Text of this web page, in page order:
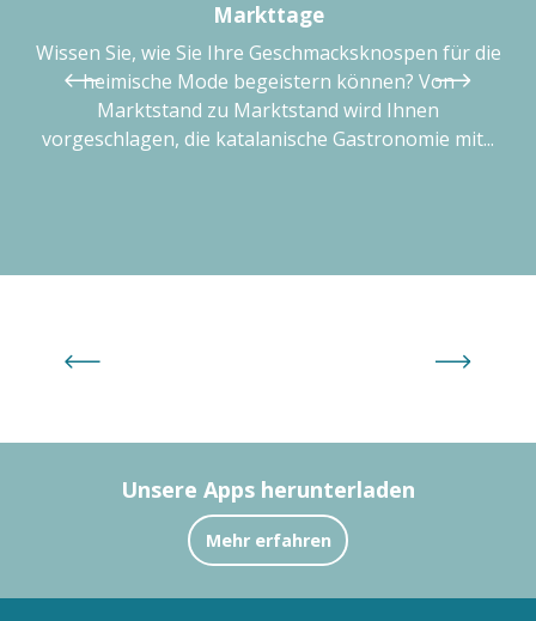
Markttage
Wissen Sie, wie Sie Ihre Geschmacksknospen für die
heimische Mode begeistern können? Von
Marktstand zu Marktstand wird Ihnen
vorgeschlagen, die katalanische Gastronomie mit...
Unsere Apps herunterladen
Mehr erfahren